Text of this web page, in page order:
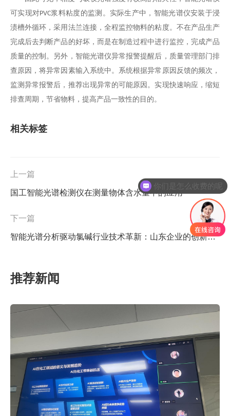
可实现对PVC浆料粘度的监测。实际生产中，智能光谱仪安装于浸
渍槽外循环，采用法兰连接，全程监控物料的粘度。不在产品生产
完成后去判断产品的好坏，而是在制造过程中进行监控，完成产品
质量的控制。另外，智能光谱仪异常报警提醒后，质量管理部门排
查原因，将异常因素输入系统中。系统根据异常原因反馈的频次，
监测异常报警后，推荐出现异常的可能原因。实现快速响应，缩短
排查周期，节省物料，提高产品一致性的目的。
相关标签
上一篇
国工智能光谱检测仪在测量物体含水量中的应用
下一篇
智能光谱分析驱动氯碱行业技术革新：山东企业的创新实践与产业价值
推荐新闻
你们是怎么收费的呢
现在有优惠活动吗